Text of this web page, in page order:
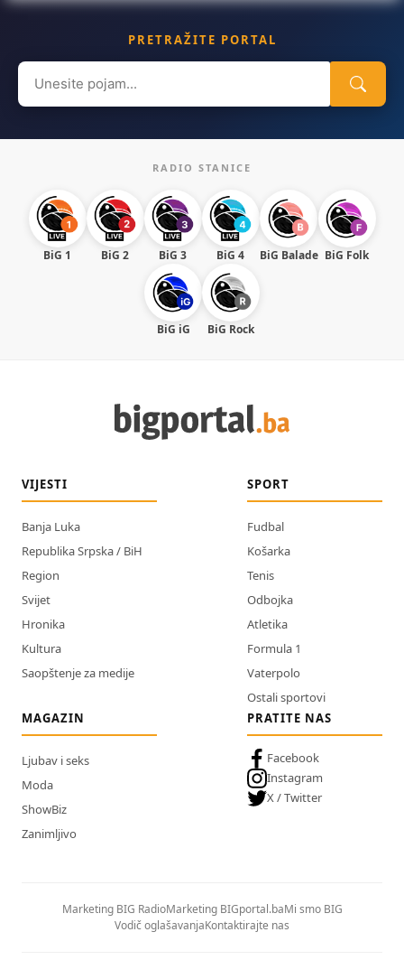
PRETRAŽITE PORTAL
Search
for:
RADIO STANICE
BiG 1 BiG 2 BiG 3 BiG 4 BiG Balade BiG Folk
BiG iG BiG Rock
VIJESTI
Banja Luka
Republika Srpska / BiH
Region
Svijet
Hronika
Kultura
Saopštenje za medije
SPORT
Fudbal
Košarka
Tenis
Odbojka
Atletika
Formula 1
Vaterpolo
Ostali sportovi
MAGAZIN
Ljubav i seks
Moda
ShowBiz
Zanimljivo
PRATITE NAS
Facebook
Instagram
X / Twitter
Marketing BIG RadioMarketing BIGportal.baMi smo BIG
Vodič oglašavanjaKontaktirajte nas